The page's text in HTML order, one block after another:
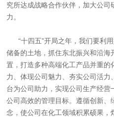
究所达成战略合作伙伴，加大公
力。
“十四五”开局之年，我们要利
储备的土地，抓住东北振兴和沿
置，打造多种高端化工产品并重
力、体现公司魅力、夯实公司活
台为公司助力，实现公司生产经
公司高效的管理目标。遵循创新、
念，使公司在化工领域积累硕果，